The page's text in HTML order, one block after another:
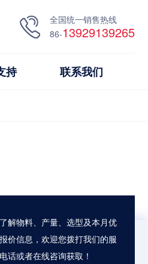
全国统一销售热线
86-13929139265
持 联系我们
解物料、产量、选型及本月优
价信息，欢迎您拨打我们的服
话或者在线咨询获取！